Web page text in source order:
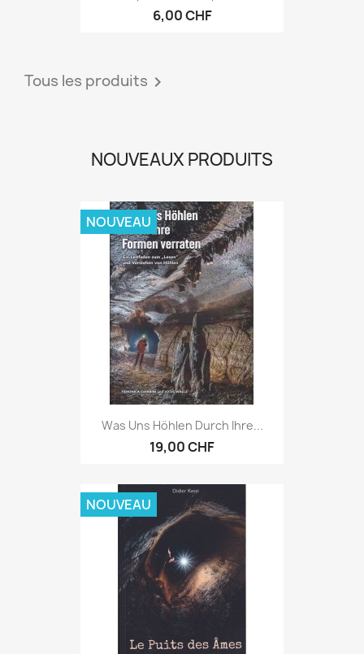
6,00 CHF
Tous les produits 
NOUVEAUX PRODUITS
Was Uns Höhlen Durch Ihre...
19,00 CHF
NOUVEAU
NOUVEAU